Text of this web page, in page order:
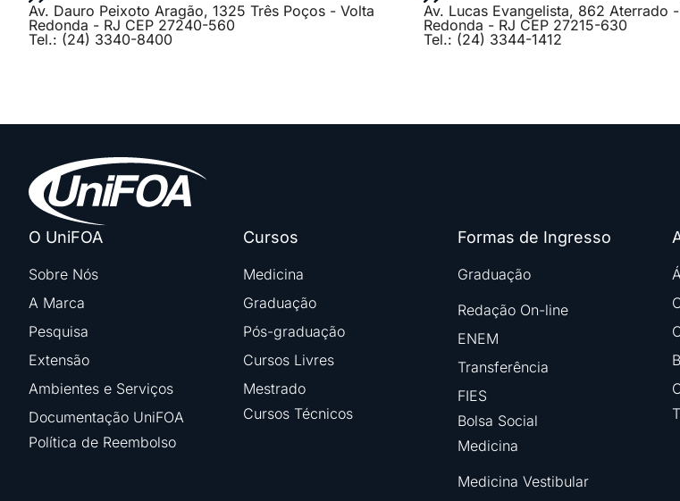
Av. Dauro Peixoto Aragão, 1325 Três Poços - Volta
Redonda - RJ CEP 27240-560
Tel.: (24) 3340-8400
Av. Lucas Evangelista, 862 Aterrado
Redonda - RJ CEP 27215-630
Tel.: (24) 3344-1412
O UniFOA
Sobre Nós
A Marca
Pesquisa
Extensão
Ambientes e Serviços
Documentação UniFOA
Política de Reembolso
Cursos
Medicina
Graduação
Pós-graduação
Cursos Livres
Mestrado
Cursos Técnicos
Formas de Ingresso
Graduação
Redação On-line
ENEM
Transferência
FIES
Bolsa Social
Medicina
Medicina Vestibular